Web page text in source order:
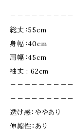
－－－－－－－－
総丈：55cm
身幅：40cm
肩幅：45cm
袖丈 : 62cm
－－－－－－－－
－－－－－－－－
透け感：ややあり
伸縮性：あり